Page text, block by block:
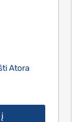
Atora